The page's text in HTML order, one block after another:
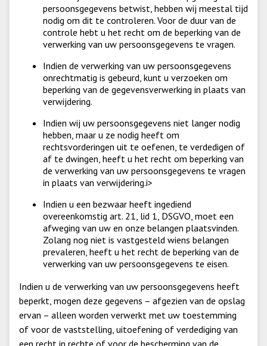
persoonsgegevens betwist, hebben wij meestal tijd
nodig om dit te controleren. Voor de duur van de
controle hebt u het recht om de beperking van de
verwerking van uw persoonsgegevens te vragen.
Indien de verwerking van uw persoonsgegevens
onrechtmatig is gebeurd, kunt u verzoeken om
beperking van de gegevensverwerking in plaats van
verwijdering.
Indien wij uw persoonsgegevens niet langer nodig
hebben, maar u ze nodig heeft om
rechtsvorderingen uit te oefenen, te verdedigen of
af te dwingen, heeft u het recht om beperking van
de verwerking van uw persoonsgegevens te vragen
in plaats van verwijdering.i>
Indien u een bezwaar heeft ingediend
overeenkomstig art. 21, lid 1, DSGVO, moet een
afweging van uw en onze belangen plaatsvinden.
Zolang nog niet is vastgesteld wiens belangen
prevaleren, heeft u het recht de beperking van de
verwerking van uw persoonsgegevens te eisen.
Indien u de verwerking van uw persoonsgegevens heeft
beperkt, mogen deze gegevens – afgezien van de opslag
ervan – alleen worden verwerkt met uw toestemming
of voor de vaststelling, uitoefening of verdediging van
een recht in rechte of voor de bescherming van de